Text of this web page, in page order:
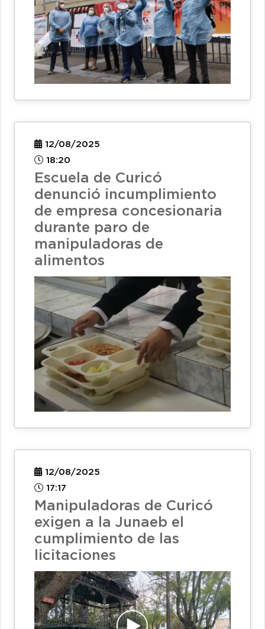
12/08/2025
18:20
Escuela de Curicó
denunció incumplimiento
de empresa concesionaria
durante paro de
manipuladoras de
alimentos
12/08/2025
17:17
Manipuladoras de Curicó
exigen a la Junaeb el
cumplimiento de las
licitaciones